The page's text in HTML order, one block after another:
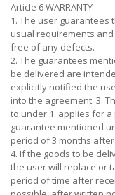
Article 6 WARRANTY
1. The user guarantees
usual requirements
free of any defects.
2. The guarantees
be delivered are
explicitly notified the
into the agreement. 3.
to under 1. applies for
guarantee mentioned
period of 3 months
4. If the goods to be
the user will replace or
period of time after